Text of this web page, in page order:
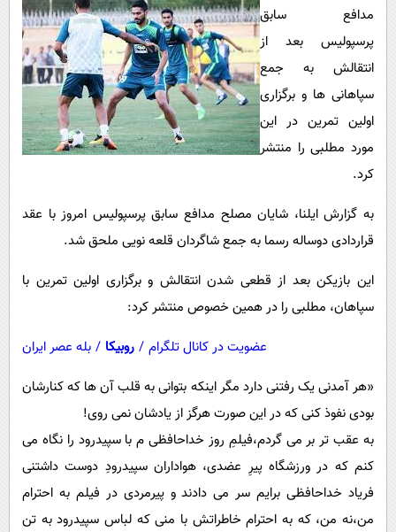
سرگرمی
فناوری
گوناگون
حوادث
محیط زیست
بین الملل
حیات وحش
پیامک
روانشناسی
آشپزی
دانلود
مدافع سابق
پرسپولیس بعد از
انتقالش به جمع
سپاهانی ها و برگزاری
اولین تمرین در این
مورد مطلبی را منتشر
کرد.
به گزارش ایلنا، شایان مصلح مدافع سابق پرسپولیس امروز با عقد
قراردادی دوساله رسما به جمع شاگردان قلعه نویی ملحق شد.
این بازیکن بعد از قطعی شدن انتقالش و برگزاری اولین تمرین با
سپاهان، مطلبی را در همین خصوص منتشر کرد:
عضویت در کانال تلگرام / روبیکا / بله عصر ایران
«هر آمدنی یک رفتنی دارد مگر اینکه بتوانی به قلب آن ها که کنارشان
بودی نفوذ کنی که در این صورت هرگز از یادشان نمی روی!
به عقب تر بر می گردم،فیلمِ روز خداحافظی م با سپیدرود را نگاه می
کنم که در ورزشگاه پیرِ عضدی، هواداران سپیدرودِ دوست داشتنی
فریاد خداحافظی برایم سر می دادند و پیرمردی در فیلم به احترام
من،نه من، که به احترام خاطراتش با منی که لباس سپیدرود به تن